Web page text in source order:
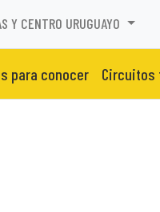
Y CENTRO URUGUAYO
para conocer